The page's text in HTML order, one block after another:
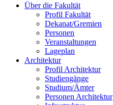
Über die Fakultät
Profil Fakultät
Dekanat/Gremien
Personen
Veranstaltungen
Lageplan
Architektur
Profil Architektur
Studiengänge
Studium/Ämter
Personen Architektur